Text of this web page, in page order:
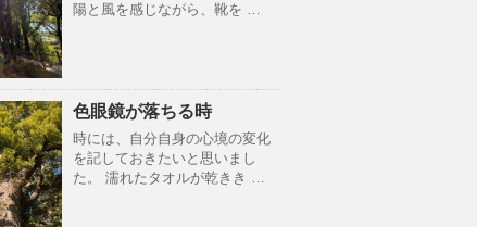
陽と風を感じながら、靴を …
色眼鏡が落ちる時
時には、自分自身の心境の変化
を記しておきたいと思いまし
た。 濡れたタオルが乾きき …